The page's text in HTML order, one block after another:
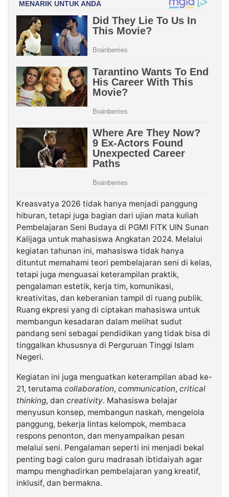
Kreasvatya 2026 tidak hanya menjadi panggung
hiburan, tetapi juga bagian dari ujian mata kuliah
Pembelajaran Seni Budaya di PGMI FITK UIN Sunan
Kalijaga untuk mahasiswa Angkatan 2024. Melalui
kegiatan tahunan ini, mahasiswa tidak hanya
dituntut memahami teori pembelajaran seni di kelas,
tetapi juga menguasai keterampilan praktik,
pengalaman estetik, kerja tim, komunikasi,
kreativitas, dan keberanian tampil di ruang publik.
Ruang ekpresi yang di ciptakan mahasiswa untuk
membangun kesadaran dalam melihat sudut
pandang seni sebagai pendidikan yang tidak bisa di
tinggalkan khususnya di Perguruan Tinggi Islam
Negeri.
Kegiatan ini juga menguatkan keterampilan abad ke-
21, terutama collaboration, communication, critical
thinking, dan creativity. Mahasiswa belajar
menyusun konsep, membangun naskah, mengelola
panggung, bekerja lintas kelompok, membaca
respons penonton, dan menyampaikan pesan
melalui seni. Pengalaman seperti ini menjadi bekal
penting bagi calon guru madrasah ibtidaiyah agar
mampu menghadirkan pembelajaran yang kreatif,
inklusif, dan bermakna.